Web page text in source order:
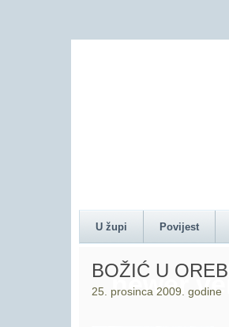
newer
U župi Povijest
BOŽIĆ U
25. prosinca 2009. godine